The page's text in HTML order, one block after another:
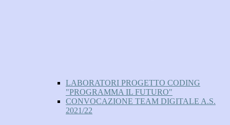
LABORATORI PROGETTO CODING
"PROGRAMMA IL FUTURO"
CONVOCAZIONE TEAM DIGITALE A.S.
2021/22